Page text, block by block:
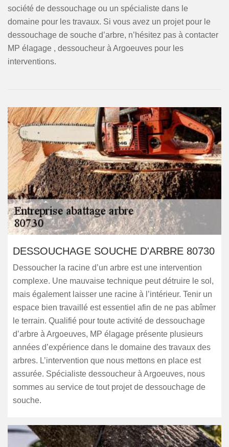
société de dessouchage ou un spécialiste dans le
domaine pour les travaux. Si vous avez un projet pour le
dessouchage de souche d’arbre, n’hésitez pas à contacter
MP élagage , dessoucheur à Argoeuves pour les
interventions.
DESSOUCHAGE SOUCHE D'ARBRE 80730
Dessoucher la racine d’un arbre est une intervention
complexe. Une mauvaise technique peut détruire le sol,
mais également laisser une racine à l’intérieur. Tenir un
espace bien travaillé est essentiel afin de ne pas abîmer
le terrain. Qualifié pour toute activité de dessouchage
d’arbre à Argoeuves, MP élagage présente plusieurs
années d’expérience dans le domaine des travaux des
arbres. L’intervention que nous mettons en place est
assurée. Spécialiste dessoucheur à Argoeuves, nous
sommes au service de tout projet de dessouchage de
souche.